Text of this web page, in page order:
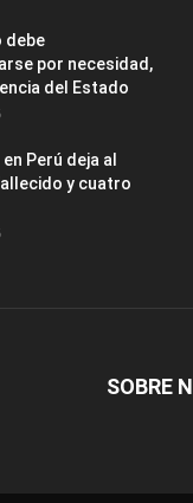
debe
por necesidad,
del Estado
Perú deja al
y cuatro
SOBRE